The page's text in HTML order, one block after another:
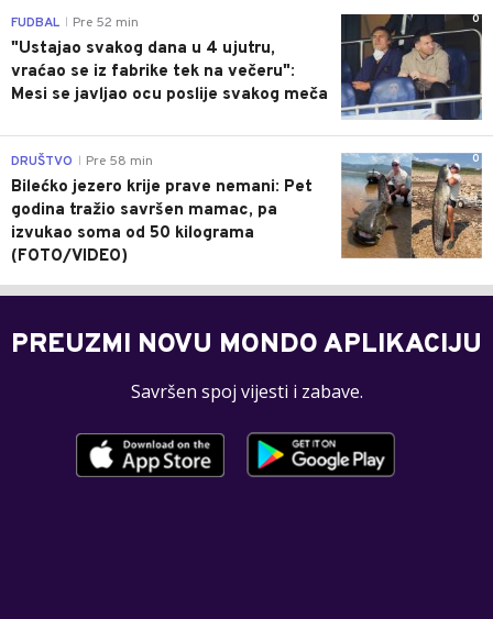
0
FUDBAL Pre 52 min
"Ustajao svakog dana u 4 ujutru,
vraćao se iz fabrike tek na večeru":
Mesi se javljao ocu poslije svakog meča
0
DRUŠTVO Pre 58 min
Bilećko jezero krije prave nemani: Pet
godina tražio savršen mamac, pa
izvukao soma od 50 kilograma
(FOTO/VIDEO)
PREUZMI NOVU MONDO APLIKACIJU
Savršen spoj vijesti i zabave.